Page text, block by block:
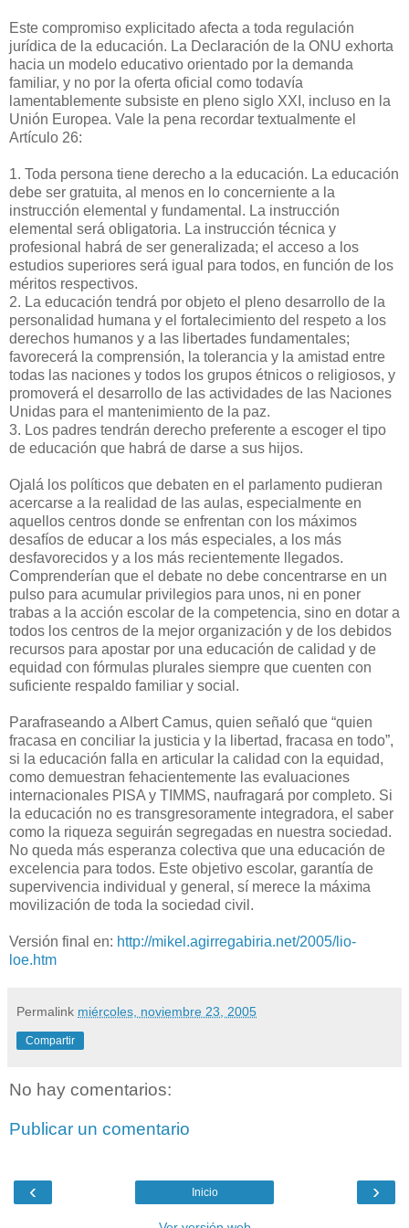
Este compromiso explicitado afecta a toda regulación
jurídica de la educación. La Declaración de la ONU exhorta
hacia un modelo educativo orientado por la demanda
familiar, y no por la oferta oficial como todavía
lamentablemente subsiste en pleno siglo XXI, incluso en la
Unión Europea. Vale la pena recordar textualmente el
Artículo 26:
1. Toda persona tiene derecho a la educación. La educación
debe ser gratuita, al menos en lo concerniente a la
instrucción elemental y fundamental. La instrucción
elemental será obligatoria. La instrucción técnica y
profesional habrá de ser generalizada; el acceso a los
estudios superiores será igual para todos, en función de los
méritos respectivos.
2. La educación tendrá por objeto el pleno desarrollo de la
personalidad humana y el fortalecimiento del respeto a los
derechos humanos y a las libertades fundamentales;
favorecerá la comprensión, la tolerancia y la amistad entre
todas las naciones y todos los grupos étnicos o religiosos, y
promoverá el desarrollo de las actividades de las Naciones
Unidas para el mantenimiento de la paz.
3. Los padres tendrán derecho preferente a escoger el tipo
de educación que habrá de darse a sus hijos.
Ojalá los políticos que debaten en el parlamento pudieran
acercarse a la realidad de las aulas, especialmente en
aquellos centros donde se enfrentan con los máximos
desafíos de educar a los más especiales, a los más
desfavorecidos y a los más recientemente llegados.
Comprenderían que el debate no debe concentrarse en un
pulso para acumular privilegios para unos, ni en poner
trabas a la acción escolar de la competencia, sino en dotar a
todos los centros de la mejor organización y de los debidos
recursos para apostar por una educación de calidad y de
equidad con fórmulas plurales siempre que cuenten con
suficiente respaldo familiar y social.
Parafraseando a Albert Camus, quien señaló que “quien
fracasa en conciliar la justicia y la libertad, fracasa en todo”,
si la educación falla en articular la calidad con la equidad,
como demuestran fehacientemente las evaluaciones
internacionales PISA y TIMMS, naufragará por completo. Si
la educación no es transgresoramente integradora, el saber
como la riqueza seguirán segregadas en nuestra sociedad.
No queda más esperanza colectiva que una educación de
excelencia para todos. Este objetivo escolar, garantía de
supervivencia individual y general, sí merece la máxima
movilización de toda la sociedad civil.
Versión final en: http://mikel.agirregabiria.net/2005/lio-
loe.htm
Permalink miércoles, noviembre 23, 2005
Compartir
No hay comentarios:
Publicar un comentario
‹ ›
Inicio